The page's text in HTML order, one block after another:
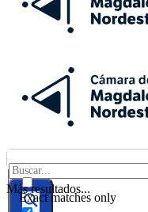
Más resultados...
Exact matches only